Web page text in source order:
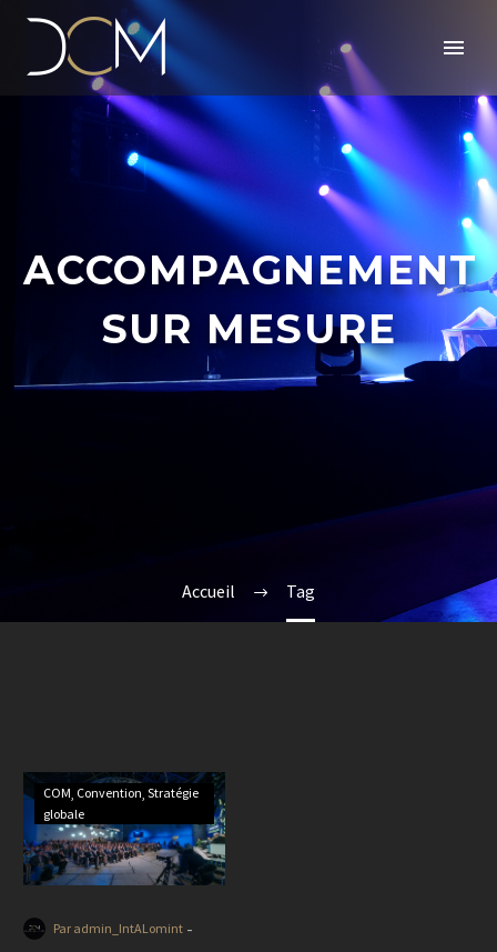
ACCOMPAGNEMENT
SUR MESURE
Accueil Tag
COM Convention Stratégie
globale
Par admin_IntALomint -